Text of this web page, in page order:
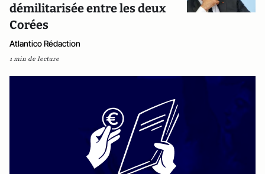
démilitarisée entre les deux
Corées
Atlantico Rédaction
1 min de lecture